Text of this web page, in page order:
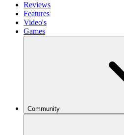
Reviews
Features
Video's
Games
Community